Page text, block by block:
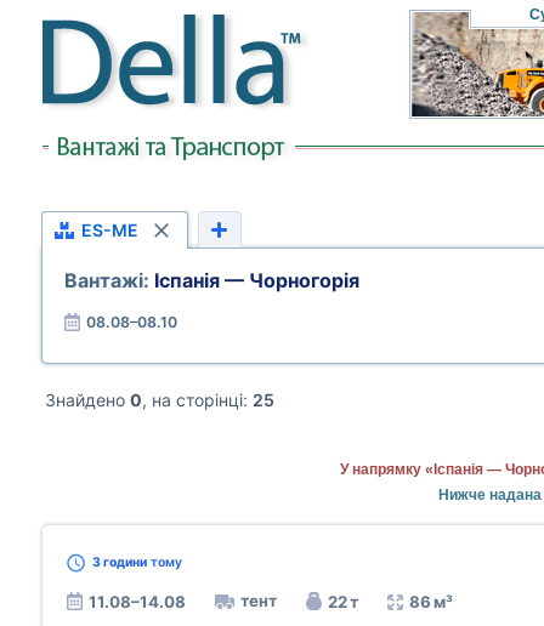
ES-ME
Вантажі: Іспанія — Чорногорія
08.08–08.10
Знайдено 0, на сторінці: 25
У напрямку «Іспанія —
Нижче надана
3 години тому
11.08–14.08 тент 22 т 86 м³